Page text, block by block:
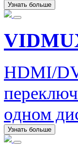
Узнать больше
HDMI/
одном
Узнать больше